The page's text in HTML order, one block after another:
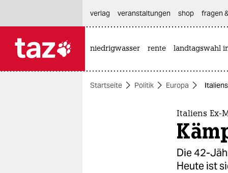
themen
verlag
veranstaltungen shop fragen
niedrigwasser rente landtagswahl
Startseite Politik Europa
Italiens Ex-
Die 42-
Heute ist